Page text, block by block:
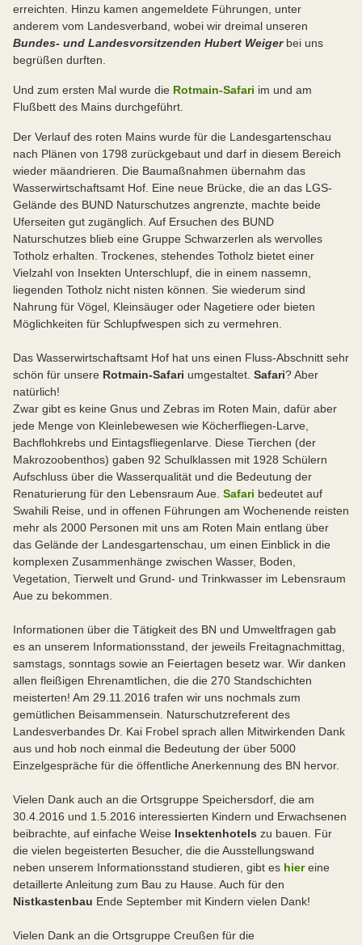
erreichten. Hinzu kamen angemeldete Führungen, unter
anderem vom Landesverband, wobei wir dreimal unseren
Bundes- und Landesvorsitzenden Hubert Weigerbei uns
begrüßen durften.
Und zum ersten Mal wurde die Rotmain-Safari im und am
Flußbett des Mains durchgeführt.
Der Verlauf des roten Mains wurde für die Landesgartenschau
nach Plänen von 1798 zurückgebaut und darf in diesem Bereich
wieder mäandrieren. Die Baumaßnahmen übernahm das
Wasserwirtschaftsamt Hof. Eine neue Brücke, die an das LGS-
Gelände des BUND Naturschutzes angrenzte, machte beide
Uferseiten gut zugänglich. Auf Ersuchen des BUND
Naturschutzes blieb eine Gruppe Schwarzerlen als wervolles
Totholz erhalten. Trockenes, stehendes Totholz bietet einer
Vielzahl von Insekten Unterschlupf, die in einem nassemn,
liegenden Totholz nicht nisten können. Sie wiederum sind
Nahrung für Vögel, Kleinsäuger oder Nagetiere oder bieten
Möglichkeiten für Schlupfwespen sich zu vermehren.
Das Wasserwirtschaftsamt Hof hat uns einen Fluss-Abschnitt sehr
schön für unsere Rotmain-Safari umgestaltet. Safari? Aber
natürlich!
Zwar gibt es keine Gnus und Zebras im Roten Main, dafür aber
jede Menge von Kleinlebewesen wie Köcherfliegen-Larve,
Bachflohkrebs und Eintagsfliegenlarve. Diese Tierchen (der
Makrozoobenthos) gaben 92 Schulklassen mit 1928 Schülern
Aufschluss über die Wasserqualität und die Bedeutung der
Renaturierung für den Lebensraum Aue. Safari bedeutet auf
Swahili Reise, und in offenen Führungen am Wochenende reisten
mehr als 2000 Personen mit uns am Roten Main entlang über
das Gelände der Landesgartenschau, um einen Einblick in die
komplexen Zusammenhänge zwischen Wasser, Boden,
Vegetation, Tierwelt und Grund- und Trinkwasser im Lebensraum
Aue zu bekommen.
Informationen über die Tätigkeit des BN und Umweltfragen gab
es an unserem Informationsstand, der jeweils Freitagnachmittag,
samstags, sonntags sowie an Feiertagen besetz war. Wir danken
allen fleißigen Ehrenamtlichen, die die 270 Standschichten
meisterten! Am 29.11.2016 trafen wir uns nochmals zum
gemütlichen Beisammensein. Naturschutzreferent des
Landesverbandes Dr. Kai Frobel sprach allen Mitwirkenden Dank
aus und hob noch einmal die Bedeutung der über 5000
Einzelgespräche für die öffentliche Anerkennung des BN hervor.
Vielen Dank auch an die Ortsgruppe Speichersdorf, die am
30.4.2016 und 1.5.2016 interessierten Kindern und Erwachsenen
beibrachte, auf einfache Weise Insektenhotels zu bauen. Für
die vielen begeisterten Besucher, die die Ausstellungswand
neben unserem Informationsstand studieren, gibt es hiereine
detaillerte Anleitung zum Bau zu Hause. Auch für den
Nistkastenbau Ende September mit Kindern vielen Dank!
Vielen Dank an die Ortsgruppe Creußen für die